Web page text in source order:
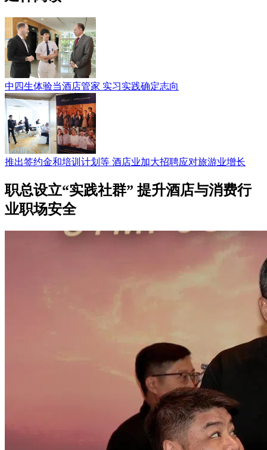
中四生体验当酒店管家 实习实践确定志向
推出签约金和培训计划等 酒店业加大招聘应对旅游业增长
职总设立“实践社群” 提升酒店与消费行
业职场安全